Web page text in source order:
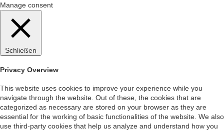
Manage consent
Schließen
Privacy Overview
This website uses cookies to improve your experience while you
navigate through the website. Out of these, the cookies that are
categorized as necessary are stored on your browser as they are
essential for the working of basic functionalities of the website. We also
use third-party cookies that help us analyze and understand how you